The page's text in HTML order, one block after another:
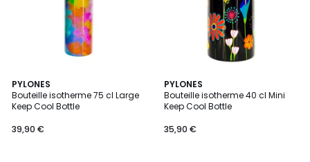
PYLONES
Bouteille isotherme 75 cl Large
Keep Cool Bottle
39,90 €
PYLONES
Bouteille isotherme 40 cl Mini
Keep Cool Bottle
35,90 €